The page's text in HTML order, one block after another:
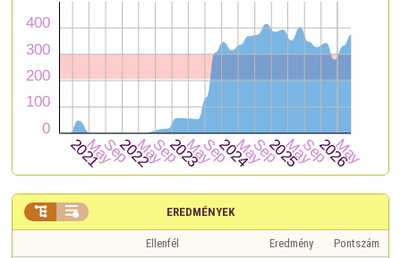
EREDMÉNYEK
 
Ellenfél Eredmény
Pontszám